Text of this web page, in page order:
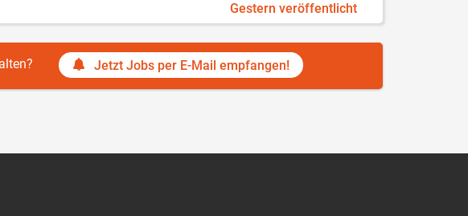
Gestern veröffentlicht
Jetzt Jobs per E-Mail empfangen!